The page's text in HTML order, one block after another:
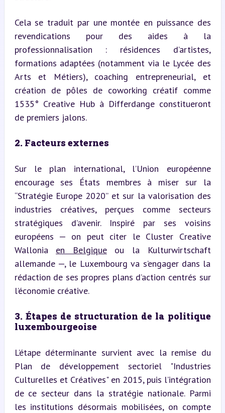
Cela se traduit par une montée en puissance des
revendications pour des aides à la
professionnalisation : résidences d’artistes,
formations adaptées (notamment via le Lycée des
Arts et Métiers), coaching entrepreneurial, et
création de pôles de coworking créatif comme
1535° Creative Hub à Differdange constitueront
de premiers jalons.
2. Facteurs externes
Sur le plan international, l’Union européenne
encourage ses États membres à miser sur la
“Stratégie Europe 2020” et sur la valorisation des
industries créatives, perçues comme secteurs
stratégiques d’avenir. Inspiré par ses voisins
européens — on peut citer le Cluster Creative
Wallonia en Belgique ou la Kulturwirtschaft
allemande —, le Luxembourg va s’engager dans la
rédaction de ses propres plans d’action centrés sur
l’économie créative.
3. Étapes de structuration de la politique
luxembourgeoise
L’étape déterminante survient avec la remise du
Plan de développement sectoriel "Industries
Culturelles et Créatives" en 2015, puis l’intégration
de ce secteur dans la stratégie nationale. Parmi
les institutions désormais mobilisées, on compte